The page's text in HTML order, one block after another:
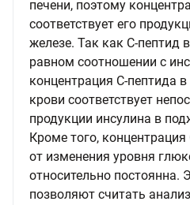
печени, поэтому
соответствует его
железе. Так как С-пептид
равном соотношении с
концентрация С-пептида
крови соответствует
продукции инсулина в
Кроме того,
от изменения уровня
относительно постоянна.
позволяют считать